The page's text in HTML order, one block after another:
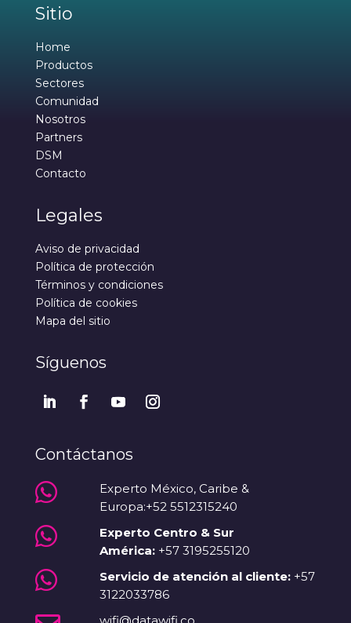
Sitio
Home
Productos
Sectores
Comunidad
Nosotros
Partners
DSM
Contacto
Legales
Aviso de privacidad
Política de protección
Términos y condiciones
Política de cookies
Mapa del sitio
Síguenos
Contáctanos

Experto México, Caribe &
Europa:+52 5512315240

Experto Centro & Sur
América: +57 3195255120
 Servicio de atención al cliente:+57
3122033786